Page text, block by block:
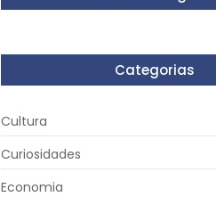
Categorias
Cultura
Curiosidades
Economia